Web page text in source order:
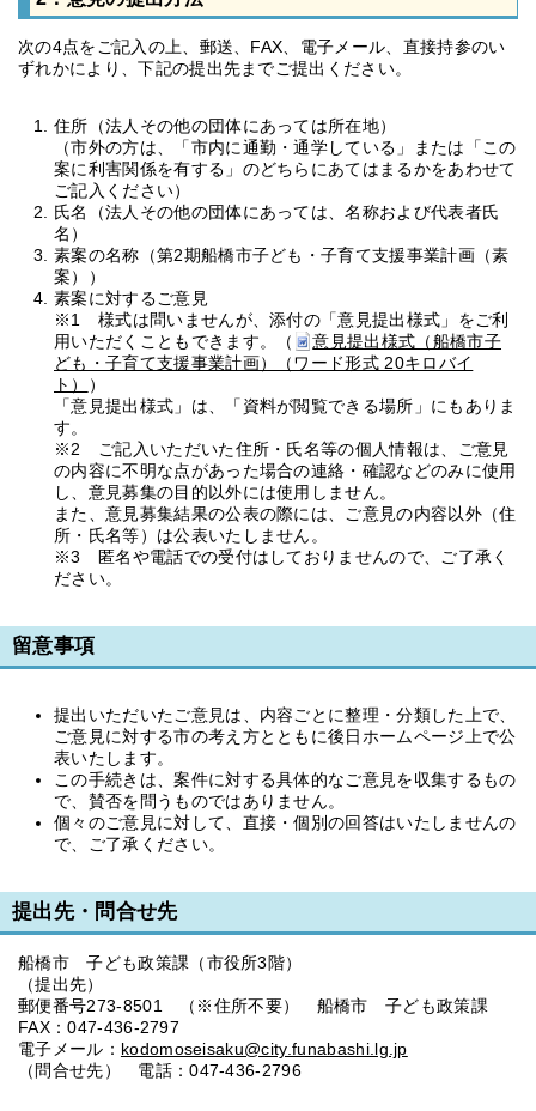
次の4点をご記入の上、郵送、FAX、電子メール、直接持参のい
ずれかにより、下記の提出先までご提出ください。
住所（法人その他の団体にあっては所在地）
（市外の方は、「市内に通勤・通学している」または「この
案に利害関係を有する」のどちらにあてはまるかをあわせて
ご記入ください）
氏名（法人その他の団体にあっては、名称および代表者氏
名）
素案の名称（第2期船橋市子ども・子育て支援事業計画（素
案））
素案に対するご意見
※1 様式は問いませんが、添付の「意見提出様式」をご利
用いただくこともできます。（
意見提出様式（船橋市子
ども・子育て支援事業計画）（ワード形式 20キロバイ
ト）
）
「意見提出様式」は、「資料が閲覧できる場所」にもありま
す。
※2 ご記入いただいた住所・氏名等の個人情報は、ご意見
の内容に不明な点があった場合の連絡・確認などのみに使用
し、意見募集の目的以外には使用しません。
また、意見募集結果の公表の際には、ご意見の内容以外（住
所・氏名等）は公表いたしません。
※3 匿名や電話での受付はしておりませんので、ご了承く
ださい。
留意事項
提出いただいたご意見は、内容ごとに整理・分類した上で、
ご意見に対する市の考え方とともに後日ホームページ上で公
表いたします。
この手続きは、案件に対する具体的なご意見を収集するもの
で、賛否を問うものではありません。
個々のご意見に対して、直接・個別の回答はいたしませんの
で、ご了承ください。
提出先・問合せ先
船橋市 子ども政策課（市役所3階）
（提出先）
郵便番号273-8501 （※住所不要） 船橋市 子ども政策課
FAX：047-436-2797
電子メール： kodomoseisaku@city.funabashi.lg.jp
（問合せ先） 電話：047-436-2796